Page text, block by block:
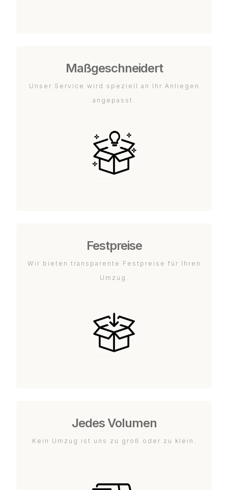
Maßgeschneidert
Unser Service wird speziell an Ihr Anliegen
angepasst.
Festpreise
Wir bieten transparente Festpreise für Ihren
Umzug.
Jedes Volumen
Kein Umzug ist uns zu groß oder zu klein.